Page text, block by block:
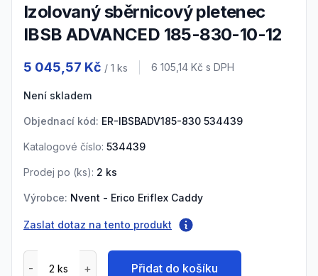
Izolovaný sběrnicový pletenec
IBSB ADVANCED 185-830-10-12
5 045,57 Kč / 1 ks Cena s DPH
6 105,14 Kč s DPH
Není skladem
Objednací kód: ER-IBSBADV185-830 534439
Katalogové číslo: 534439
Prodej po (ks): 2 ks
Výrobce: Nvent - Erico Eriflex Caddy
Zaslat dotaz na tento produkt
Přidat do košíku